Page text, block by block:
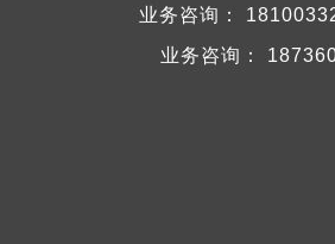
业务咨询：
业务咨询：